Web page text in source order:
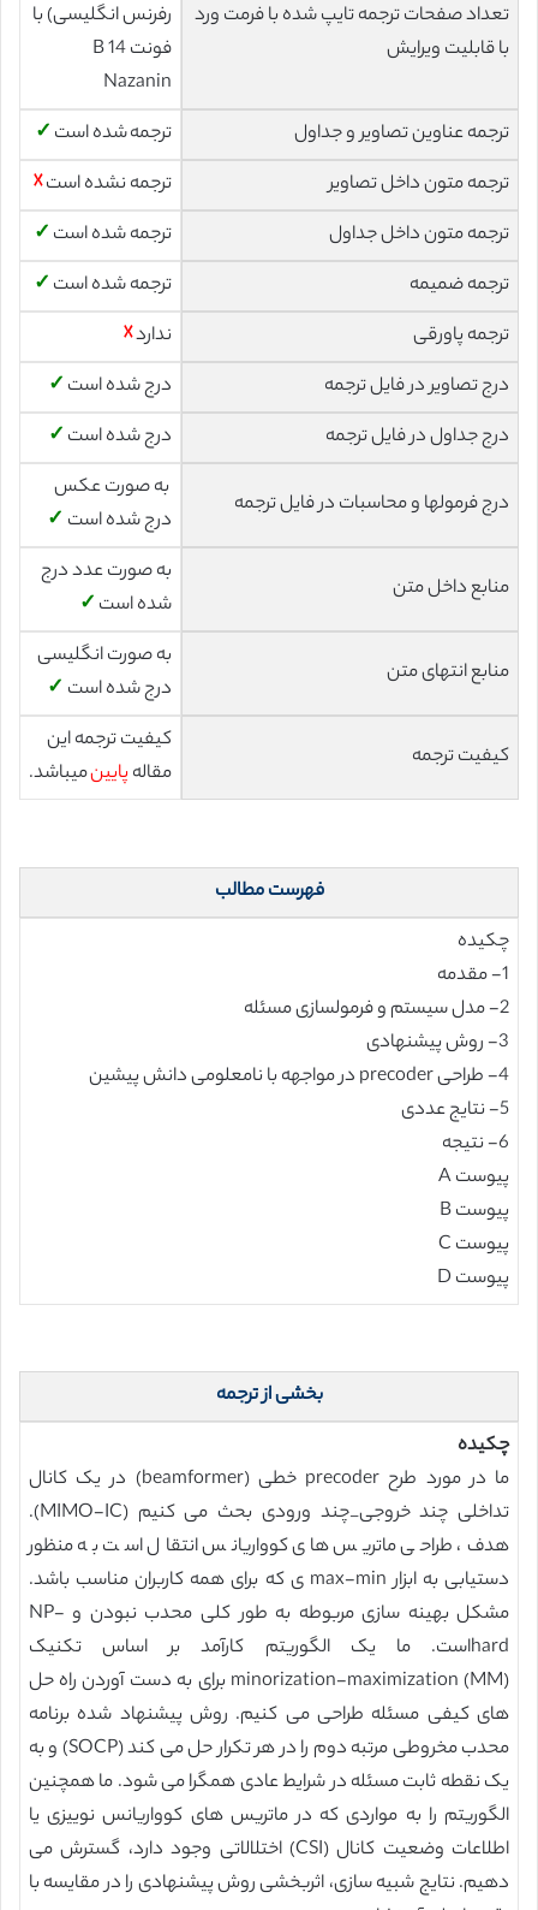
تعداد صفحات ترجمه تایپ شده با فرمت ورد
با قابلیت ویرایش
رفرنس انگلیسی) با
فونت 14 B
Nazanin
ترجمه عناوین تصاویر و جداول
ترجمه شده است ✓
ترجمه متون داخل تصاویر
ترجمه نشده است☓
ترجمه متون داخل جداول
ترجمه شده است ✓
ترجمه ضمیمه
ترجمه شده است ✓
ترجمه پاورقی
ندارد☓
درج تصاویر در فایل ترجمه
درج شده است ✓
درج جداول در فایل ترجمه
درج شده است ✓
درج فرمولها و محاسبات در فایل ترجمه
به صورت عکس
درج شده است ✓
منابع داخل متن
به صورت عدد درج
شده است ✓
منابع انتهای متن
به صورت انگلیسی
درج شده است ✓
کیفیت ترجمه
کیفیت ترجمه این
مقالهپایینمیباشد.
فهرست مطالب
چکیده
1- مقدمه
2- مدل سیستم و فرمولسازی مسئله
3- روش پیشنهادی
4- طراحی precoder در مواجهه با نامعلومی دانش پیشین
5- نتایج عددی
6- نتیجه
پیوست A
پیوست B
پیوست C
پیوست D
بخشی از ترجمه
چکیده
ما در مورد طرح precoder خطی (beamformer) در یک کانال
تداخلی چند خروجی_چند ورودی بحث می کنیم (MIMO-IC).
هدف، طراحی ماتریس های کوواریانس انتقال است به منظور
دستیابی به ابزار max-min ی که برای همه کاربران مناسب باشد.
مشکل بهینه سازی مربوطه به طور کلی محدب نبودن و NP-
hardاست. ما یک الگوریتم کارآمد بر اساس تکنیک
minorization-maximization (MM) برای به دست آوردن راه حل
های کیفی مسئله طراحی می کنیم. روش پیشنهاد شده برنامه
محدب مخروطی مرتبه دوم را در هر تکرار حل می کند (SOCP) و به
یک نقطه ثابت مسئله در شرایط عادی همگرا می شود. ما همچنین
الگوریتم را به مواردی که در ماتریس های کوواریانس نوییزی یا
اطلاعات وضعیت کانال (CSI) اختلالاتی وجود دارد، گسترش می
دهیم. نتایج شبیه سازی، اثربخشی روش پیشنهادی را در مقایسه با